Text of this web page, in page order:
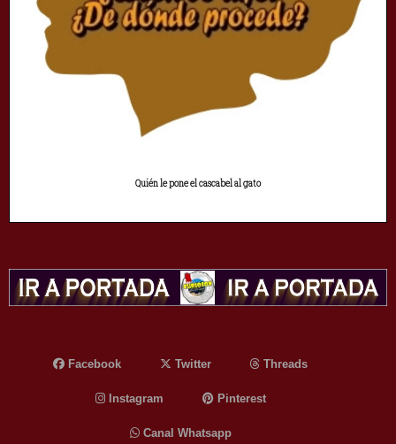
Quién le pone el cascabel al gato
Facebook Twitter Threads
Instagram Pinterest
Canal Whatsapp